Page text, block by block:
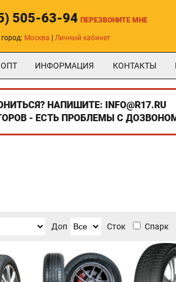
505-63-94 ПЕРЕЗВОНИТЕ МНЕ
Москва Личный кабинет
ОПТ ИНФОРМАЦИЯ КОНТАКТЫ
НАПИШИТЕ: INFO@R17.RU
- ЕСТЬ ПРОБЛЕМЫ С
Доп Сток Спарк